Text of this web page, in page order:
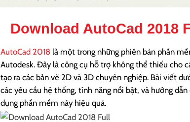
DownloadAutoCad 2018
AutoCad 2018 là một trong những phiên bản phần
Autodesk. Đây là công cụ hỗ trợ không thể thiếu cho
tạo ra các bản vẽ 2D và 3D chuyên nghiệp. Bài viết
các yêu cầu hệ thống, tính năng nổi bật, và hướng
dụng phần mềm này hiệu quả.